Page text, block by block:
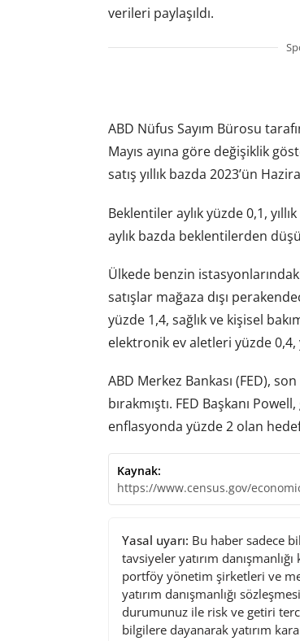
verileri paylaşıldı.
ABD Nüfus Sayım Bürosu
Mayıs ayına göre değişiklik
satış yıllık bazda 2023’ün
Beklentiler aylık yüzde 0,1,
aylık bazda beklentilerden
Ülkede benzin
satışlar mağaza dışı
yüzde 1,4, sağlık ve kişisel
elektronik ev aletleri yüzde 0,4,
ABD Merkez Bankası (FED),
bırakmıştı. FED Başkanı
enflasyonda yüzde 2 olan
Kaynak:
https://www.census.gov/
Yasal uyarı: Bu haber sadece
tavsiyeler yatırım
portföy yönetim şirketleri ve
yatırım danışmanlığı
durumunuz ile risk ve getiri
bilgilere dayanarak yatırım